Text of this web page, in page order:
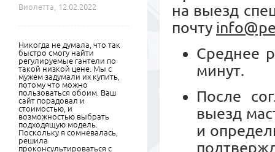
на выезд
почту
Среднее
минут.
После
выезд
и
Виолетта,
12.02.2022
Никогда не думала, что так
быстро смогу найти
регулируемые гантели по
такой низкой цене. Мы с
мужем задумали их купить,
потому что можно
пользоваться обоим. Ваш
сайт порадовал и
стоимостью, и
возможностью выбрать
подходящую модель.
Поскольку я сомневалась,
решила
проконсультироваться с